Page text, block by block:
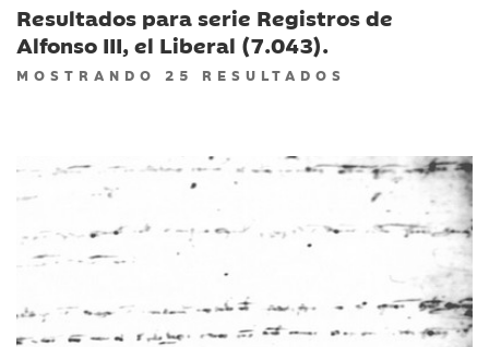
Resultados para serie Registros de
Alfonso III, el Liberal (7.043).
MOSTRANDO 25 RESULTADOS